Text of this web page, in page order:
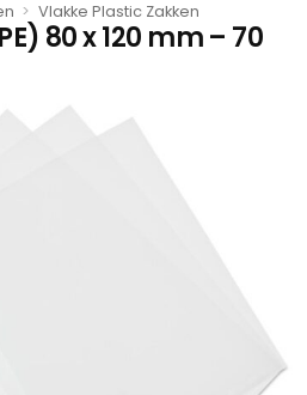
> Vlakke Plastic Zakken
80 x 120 mm – 70